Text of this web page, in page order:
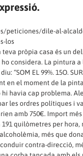
peticiones/dile-al-
los
pròpia casa és un
considera. La pintura
“SOM EL 99%. 15O.
en el moment de la
hi havia cap problema.
les ordres polítiques i
amb 750€. Import
quilòmetres per hora,
més que
contra-direcció,